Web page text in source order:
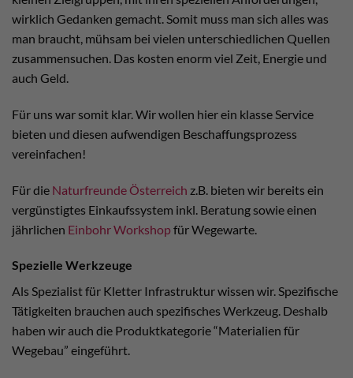
wirklich Gedanken gemacht. Somit muss man sich alles was
man braucht, mühsam bei vielen unterschiedlichen Quellen
zusammensuchen. Das kosten enorm viel Zeit, Energie und
auch Geld.
Für uns war somit klar. Wir wollen hier ein klasse Service
bieten und diesen aufwendigen Beschaffungsprozess
vereinfachen!
Für die Naturfreunde Österreich z.B. bieten wir bereits ein
vergünstigtes Einkaufssystem inkl. Beratung sowie einen
jährlichen Einbohr Workshopfür Wegewarte.
Spezielle Werkzeuge
Als Spezialist für Kletter Infrastruktur wissen wir. Spezifische
Tätigkeiten brauchen auch spezifisches Werkzeug. Deshalb
haben wir auch die Produktkategorie “Materialien für
Wegebau” eingeführt.